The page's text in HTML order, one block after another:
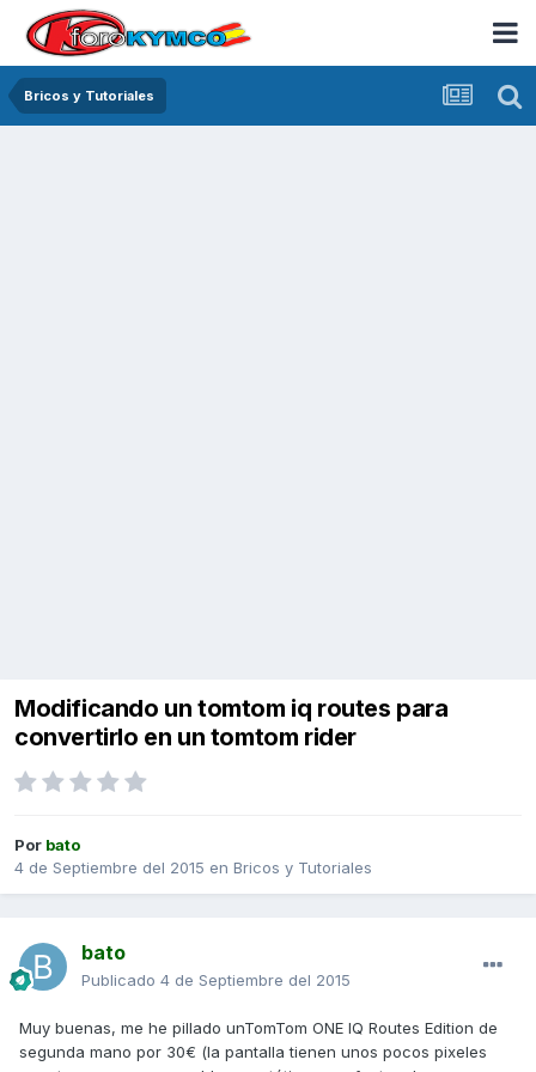
Bricos y Tutoriales
Modificando un tomtom iq routes para
convertirlo en un tomtom rider
Por bato
4 de Septiembre del 2015 en Bricos y Tutoriales
bato
Publicado 4 de Septiembre del 2015
Muy buenas, me he pillado unTomTom ONE IQ Routes Edition de
segunda mano por 30€ (la pantalla tienen unos pocos pixeles